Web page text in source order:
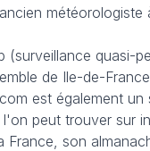
quasi-
de Ile-de-
est également
peut trouver sur
son